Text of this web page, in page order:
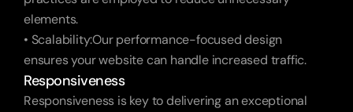
elements.
• Scalability:Our performance-focused design
ensures your website can handle increased traffic.
Responsiveness
Responsiveness is key to delivering an exceptional